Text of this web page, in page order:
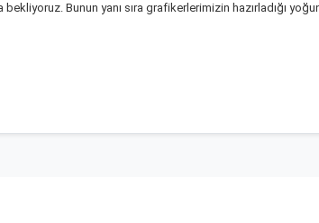
Bunun yanı sıra grafikerlerimizin hazırladığı